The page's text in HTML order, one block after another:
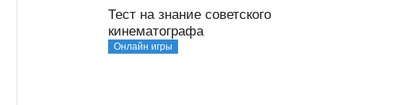
Тест на знание советского
кинематографа
Онлайн игры